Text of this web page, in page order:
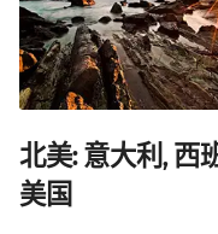
北美: 意大利, 西
美国